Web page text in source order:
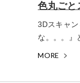
色丸ご
3Dスキャ
な。。。』
MORE